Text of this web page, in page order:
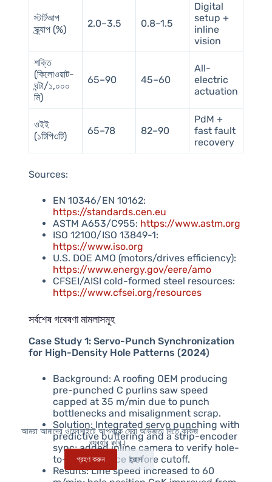
আমরা আমাদের ওয়েবসাইটে আপনাকে সেরা অভিজ্ঞতা দিতে কুকিজ
ব্যবহার করি।.
গ্রহণ করুন
হ্রাস
স্টার্টআপ
স্ক্র্যাপ (%)
2.0–3.5 0.8–1.5
Digital
setup +
inline
vision
শক্তি
(কিলোওয়াট-
ঘন্টা/১,০০০
মি)
65–90 45–60
All-
electric
actuation
ওইই
(১টিপি৩টি)
65–78 82–90
PdM +
fast fault
recovery
Sources:
EN 10346/EN 10162:
https://standards.cen.eu
ASTM A653/C955: https://www.astm.org
ISO 12100/ISO 13849-1:
https://www.iso.org
U.S. DOE AMO (motors/drives efficiency):
https://www.energy.gov/eere/amo
CFSEI/AISI cold-formed steel resources:
https://www.cfsei.org/resources
সর্বশেষ গবেষণা মামলাসমূহ
Case Study 1: Servo-Punch Synchronization
for High-Density Hole Patterns (2024)
Background: A roofing OEM producing
pre-punched C purlins saw speed
capped at 35 m/min due to punch
bottlenecks and misalignment scrap.
Solution: Integrated servo punching with
predictive buffering and a strip-encoder
sync; added inline camera to verify hole-
to-end distance before cutoff.
Results: Line speed increased to 60